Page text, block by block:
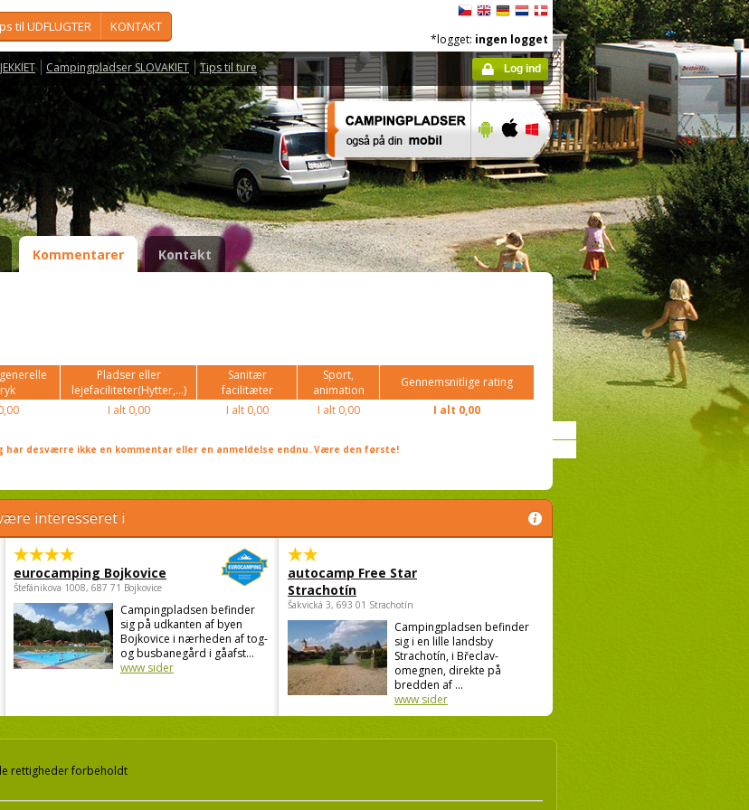
til UDFLUGTER KONTAKT
Campingpladser SLOVAKIET Tips til ture
*logget: ingen logget
Log ind
Kommentarer Kontakt
Pladser eller
lejefaciliteter(Hytter,...)
Sanitær
facilitæter
Sport,
animation
Gennemsnitlige rating
I alt0,00 I alt0,00 I alt0,00 I alt 0,00
har desværre ikke en kommentar eller en anmeldelse endnu. Være den første!
interesseret i
eurocamping Bojkovice
Štefánikova 1008, 687 71 Bojkovice
Campingpladsen befinder
sig på udkanten af byen
Bojkovice i nærheden af tog-
og busbanegård i gåafst...
www sider
autocamp Free Star
Strachotín
Šakvická 3, 693 01 Strachotín
Campingpladsen befinder
sig i en lille landsby
Strachotín, i Břeclav-
omegnen, direkte på
bredden af ...
www sider
rettigheder forbeholdt